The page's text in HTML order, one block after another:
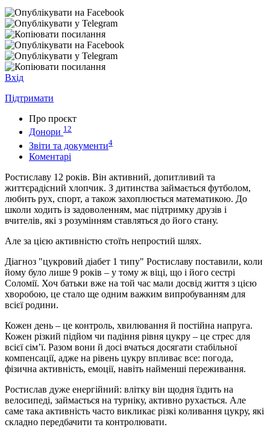
Вхід
Підтримати
Про проєкт
Донори 12
Звіти та документи4
Коментарі
Ростиславу 12 років. Він активний, допитливий та
життєрадісний хлопчик. З дитинства займається футболом,
любить рух, спорт, а також захоплюється математикою. До
школи ходить із задоволенням, має підтримку друзів і
вчителів, які з розумінням ставляться до його стану.
Але за цією активністю стоїть непростий шлях.
Діагноз "цукровий діабет 1 типу" Ростиславу поставили, коли
йому було лише 9 років – у тому ж віці, що і його сестрі
Соломії. Хоч батьки вже на той час мали досвід життя з цією
хворобою, це стало ще одним важким випробуванням для
всієї родини.
Кожен день – це контроль, хвилювання й постійна напруга.
Кожен різкий підйом чи падіння рівня цукру – це стрес для
всієї сім’ї. Разом вони й досі вчаться досягати стабільної
компенсації, адже на рівень цукру впливає все: погода,
фізична активність, емоції, навіть найменші переживання.
Ростислав дуже енергійний: влітку він щодня їздить на
велосипеді, займається на турніку, активно рухається. Але
саме така активність часто викликає різкі коливання цукру, які
складно передбачити та контролювати.